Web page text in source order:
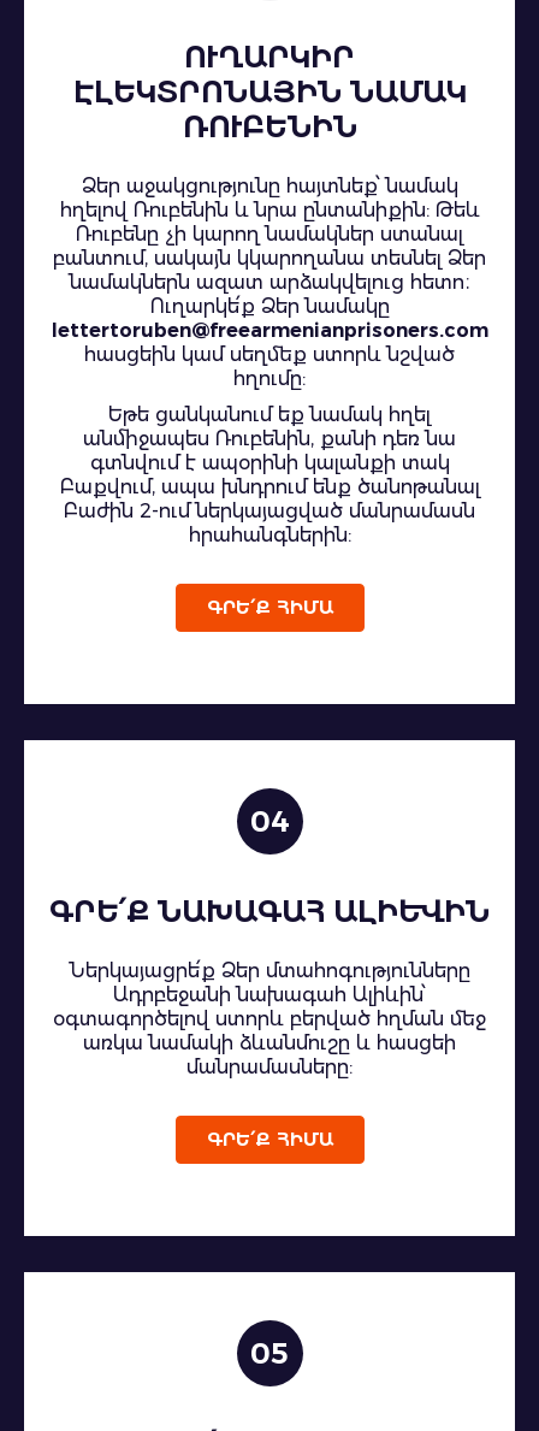
ՈՒՂԱՐԿԻՐ
ԷԼԵԿՏՐՈՆԱՅԻՆ ՆԱՄԱԿ
ՌՈՒԲԵՆԻՆ
Ձեր աջակցությունը հայտնեք՝ նամակ
հղելով Ռուբենին և նրա ընտանիքին: Թեև
Ռուբենը չի կարող նամակներ ստանալ
բանտում, սակայն կկարողանա տեսնել Ձեր
նամակներն ազատ արձակվելուց հետո։
Ուղարկե՛ք Ձեր նամակը
lettertoruben@freearmenianprisoners.com
հասցեին կամ սեղմեք ստորև նշված
հղումը:
Եթե ​​ցանկանում եք նամակ հղել
անմիջապես Ռուբենին, քանի դեռ նա
գտնվում է ապօրինի կալանքի տակ
Բաքվում, ապա խնդրում ենք ծանոթանալ
Բաժին 2-ում ներկայացված մանրամասն
հրահանգներին:
ԳՐԵ՛Ք ՀԻՄԱ
04
ԳՐԵ՛Ք ՆԱԽԱԳԱՀ ԱԼԻԵՎԻՆ
Ներկայացրե՛ք Ձեր մտահոգությունները
Ադրբեջանի նախագահ Ալիևին՝
օգտագործելով ստորև բերված հղման մեջ
առկա նամակի ձևանմուշը և հասցեի
մանրամասները:
ԳՐԵ՛Ք ՀԻՄԱ
05